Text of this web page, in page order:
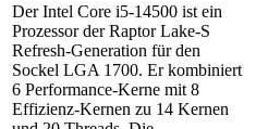
Der Intel Core i5-14500 ist ein
Prozessor der Raptor Lake-S
Refresh-Generation für den
Sockel LGA 1700. Er kombiniert
6 Performance-Kerne mit 8
Effizienz-Kernen zu 14 Kernen